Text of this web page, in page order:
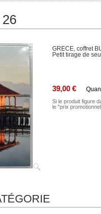
GRECE, coffret
Petit tirage de
39,00 €
Si le produit figure
le "prix